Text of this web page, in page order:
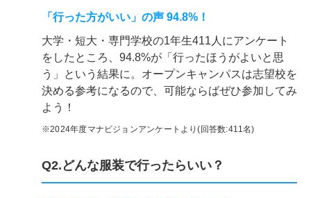
「行った方がいい」の声 94.8%！
大学・短大・専門学校の1年生411人にアンケート
をしたところ、94.8%が「行ったほうがよいと思
う」という結果に。オープンキャンパスは志望校を
決める参考になるので、可能ならばぜひ参加してみ
よう！
※2024年度マナビジョンアンケートより(回答数:411名)
Q2.どんな服装で行ったらいい？